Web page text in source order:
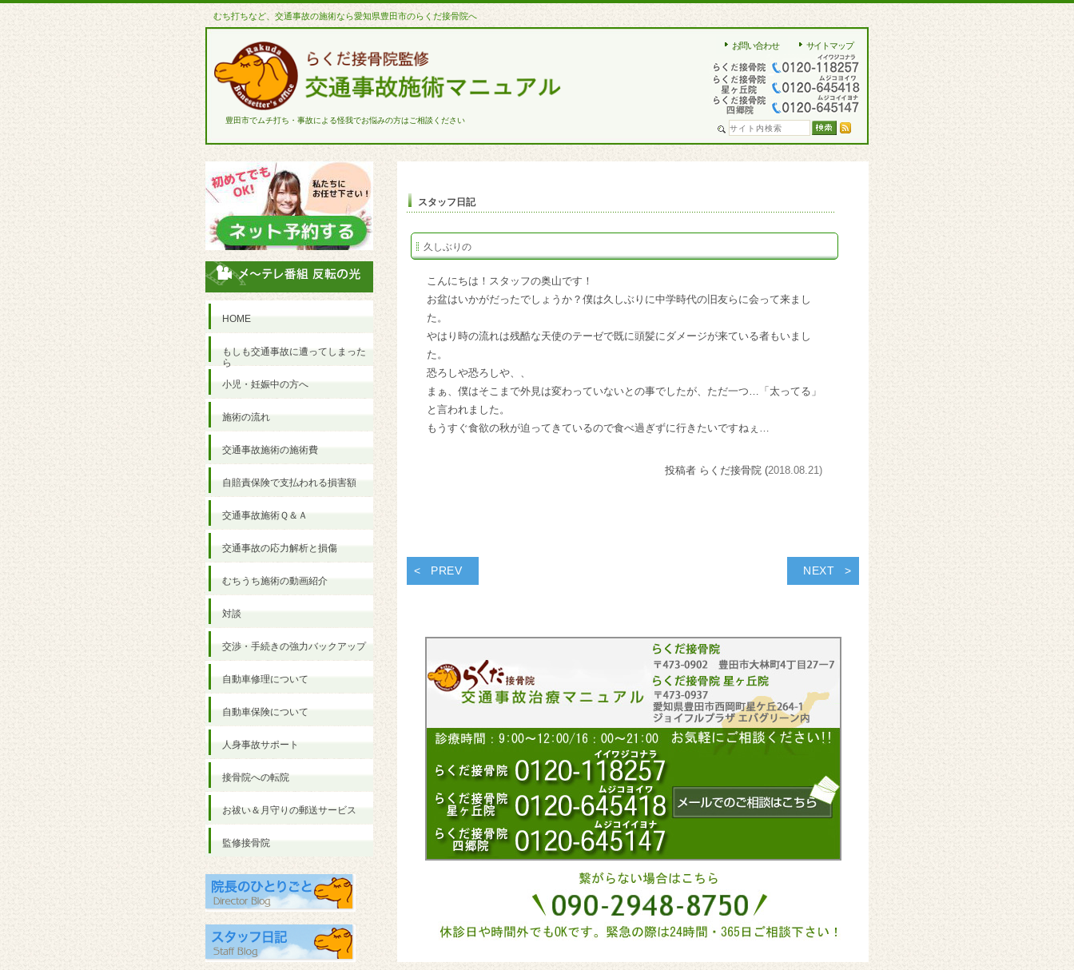
むち打ちなど、交通事故の施術なら愛知県豊田市のらくだ接骨院へ
豊田市でムチ打ち・事故による怪我でお悩みの方はご相談ください
お問い合わせ サイトマップ
スタッフ日記
久しぶりの
こんにちは！スタッフの奥山です！
お盆はいかがだったでしょうか？僕は久しぶりに中学時代の旧友らに会って来まし
た。
やはり時の流れは残酷な天使のテーゼで既に頭髪にダメージが来ている者もいまし
た。
恐ろしや恐ろしや、、
まぁ、僕はそこまで外見は変わっていないとの事でしたが、ただ一つ…「太ってる」
と言われました。
もうすぐ食欲の秋が迫ってきているので食べ過ぎずに行きたいですねぇ…
投稿者 らくだ接骨院 (2018.08.21)
PREV NEXT
HOME
もしも交通事故に遭ってしまった
ら
小児・妊娠中の方へ
施術の流れ
交通事故施術の施術費
自賠責保険で支払われる損害額
交通事故施術Ｑ＆Ａ
交通事故の応力解析と損傷
むちうち施術の動画紹介
対談
交渉・手続きの強力バックアップ
自動車修理について
自動車保険について
人身事故サポート
接骨院への転院
お祓い＆月守りの郵送サービス
監修接骨院